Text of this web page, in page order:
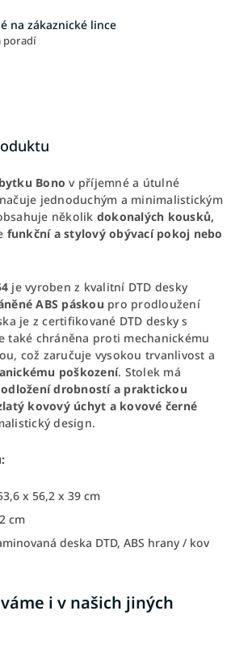
na zákaznické lince
poradí
Bono v příjemné a útulné
jednoduchým a minimalistickým
několik dokonalých kousků,
funkční a stylový obývací pokoj nebo
je vyroben z kvalitní DTD desky
ABS páskou pro prodloužení
je z certifikované DTD desky s
také chráněna proti mechanickému
což zaručuje vysokou trvanlivost a
poškození. Stolek má
drobností a praktickou
kovový úchyt a kovové černé
design.
x 56,2 x 39 cm
cm
deska DTD, ABS hrany / kov
i v našich jiných